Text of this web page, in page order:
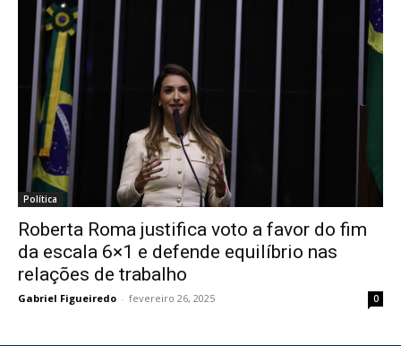
Política
Roberta Roma justifica voto a favor do fim
da escala 6×1 e defende equilíbrio nas
relações de trabalho
Gabriel Figueiredo - fevereiro 26, 2025 0